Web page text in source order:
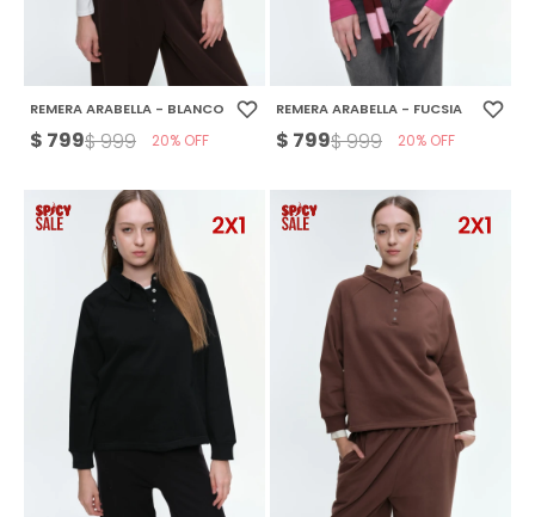
REMERA ARABELLA - BLANCO
$ 799$999 20
REMERA ARABELLA - FUCSIA
$ 799$999 20